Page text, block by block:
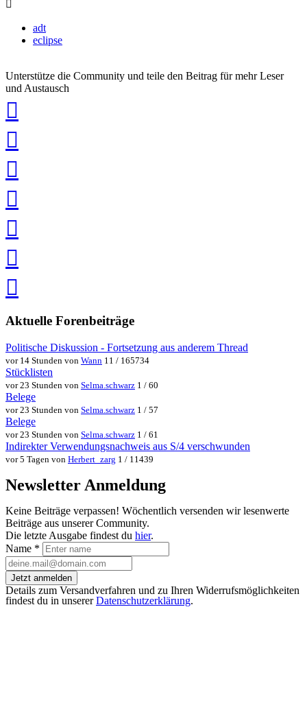
adt
eclipse
Unterstütze die Community und teile den Beitrag für mehr Leser
und Austausch
teilen
teilen
teilen
teilen
speichern
via
teilenteilen
Aktuelle Forenbeiträge
Politische Diskussion - Fortsetzung aus anderem Thread
vor 14 Stunden von Wann 11 / 165734
Stücklisten
vor 23 Stunden von Selma.schwarz 1 / 60
Belege
vor 23 Stunden von Selma.schwarz 1 / 57
Belege
vor 23 Stunden von Selma.schwarz 1 / 61
Indirekter Verwendungsnachweis aus S/4 verschwunden
vor 5 Tagen von Herbert_zarg 1 / 11439
Newsletter Anmeldung
Keine Beiträge verpassen! Wöchentlich versenden wir lesenwerte
Beiträge aus unserer Community.
Die letzte Ausgabe findest du hier.
Name *
Jetzt anmelden
Details zum Versandverfahren und zu Ihren Widerrufsmöglichkeiten
findest du in unsererDatenschutzerklärung.